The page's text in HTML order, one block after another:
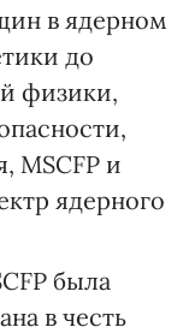
в ядерном
до
физики,
MSCFP и
ядерного
была
в честь